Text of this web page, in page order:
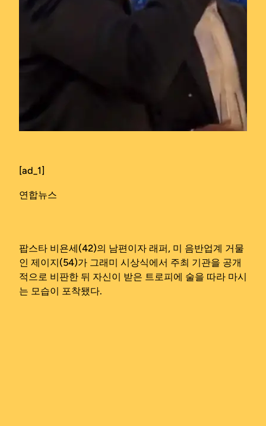
[ad_1]
연합뉴스
팝스타 비욘세(42)의 남편이자 래퍼, 미 음반업계 거물
인 제이지(54)가 그래미 시상식에서 주최 기관을 공개
적으로 비판한 뒤 자신이 받은 트로피에 술을 따라 마시
는 모습이 포착됐다.